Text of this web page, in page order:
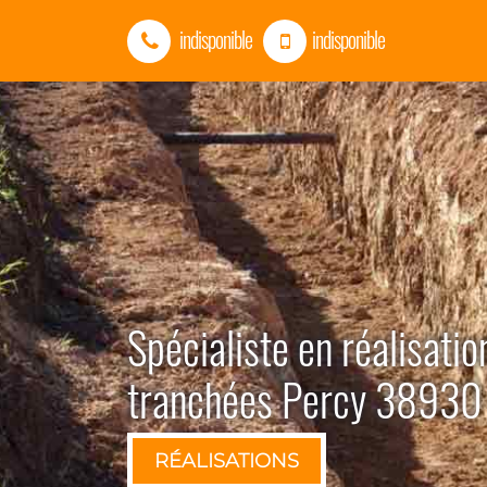
indisponible indisponible
Spécialiste en
tranchées Percy 38930
RÉALISATIONS